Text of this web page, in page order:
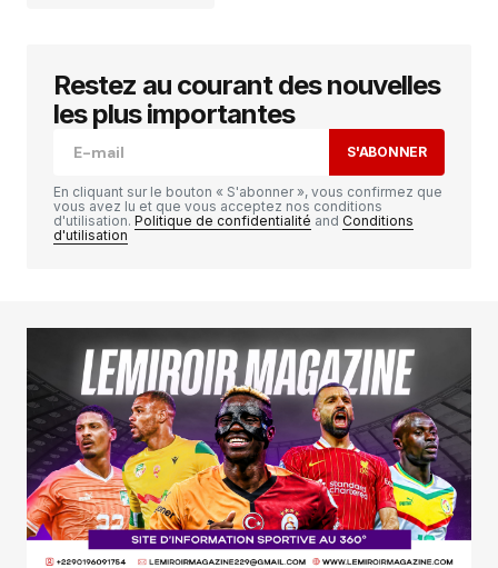
Votre adresse e-mail ne sera pas publiée. Les
champs obligatoires sont indiqués avec
Your E-mail*
Enregistrer mon nom, mon e-mail et mon
site dans le navigateur pour mon prochain
commentaire.
SUBMIT COMMENT
Restez au courant des nouvelles
les plus importantes
S'ABONNER
En cliquant sur le bouton « S'abonner », vous confirmez que
vous avez lu et que vous acceptez nos conditions
d'utilisation. Politique de confidentialité and Conditions
d'utilisation